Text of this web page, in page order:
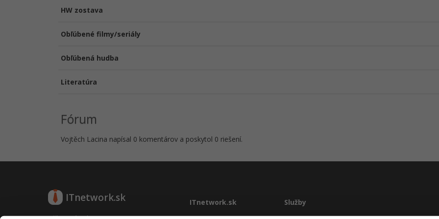
HW zostava
Obľúbené filmy/seriály
Obľúbená hudba
Literatúra
Fórum
Vojtěch Lacina napísal 0 komentárov a poskytol 0 riešení.
ITnetwork.sk ITnetwork.sk Služby